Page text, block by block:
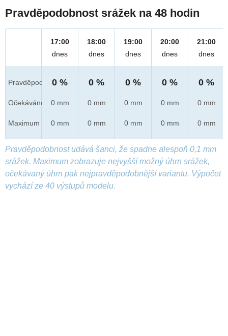
Pravděpodobnost srážek na 48 hodin
Pravděpod.
Očekáváno
Maximum
17:00
dnes
0 %
0 mm
0 mm
18:00
dnes
0 %
0 mm
0 mm
19:00
dnes
0 %
0 mm
0 mm
20:00
dnes
0 %
0 mm
0 mm
21:00
dnes
0 %
0 mm
0 mm
Pravděpodobnost udává šanci, že spadne alespoň 0,1 mm
srážek. Maximum zobrazuje nejvyšší možný úhrn srážek,
očekávaný úhrn pak nejpravděpodobnější variantu. Výpočet
vychází ze 40 výstupů modelu.